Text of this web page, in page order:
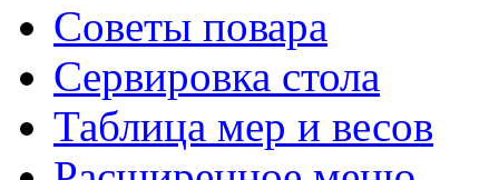
Советы повара
Сервировка стола
Таблица мер и весов